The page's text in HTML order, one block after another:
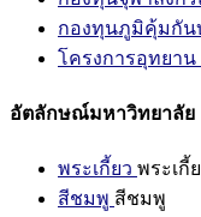
กองทุนภูมิคุ้มกัน
โครงการอุทยา
อัตลักษณ์มหาวิทยาลัย
พระเกี้ยว พระเกี้
สีชมพู สีชมพู